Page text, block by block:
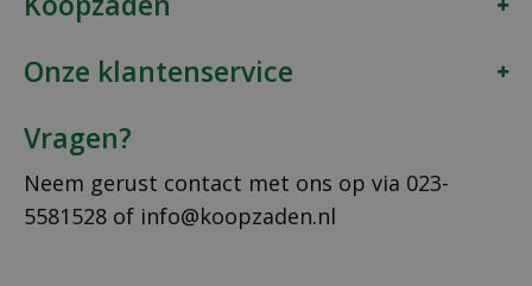
Onze klantenservice
Vragen?
Neem gerust contact met ons op via 023-
5581528 of info@koopzaden.nl